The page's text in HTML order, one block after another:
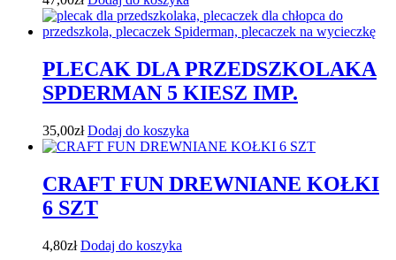
PLECAK DLA PRZEDSZKOLAKA
SPDERMAN 5 KIESZ IMP.
35,00zł Dodaj do koszyka
CRAFT FUN DREWNIANE KOŁKI
6 SZT
4,80zł Dodaj do koszyka